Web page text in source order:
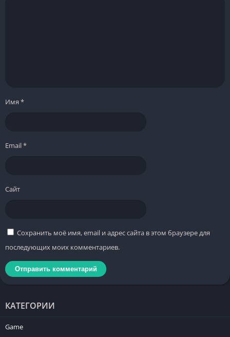
Имя *
Email*
Сайт
Сохранить моё имя, email и адрес сайта в этом браузере для
последующих моих комментариев.
КАТЕГОРИИ
Game